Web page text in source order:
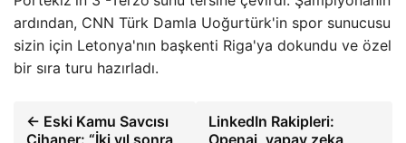
ardından, CNN Türk Damla Uoğurtürk'in spor sunucusu
sizin için Letonya'nın başkenti Riga'ya dokundu ve özel
bir sıra turu hazırladı.
← Eski Kamu Savcısı
Cihaner: “İki yıl sonra
LinkedIn Rakipleri:
Openai, yapay zeka